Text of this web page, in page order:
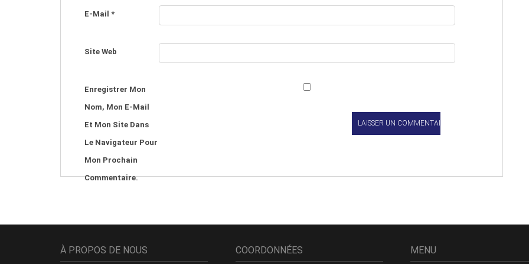
E-Mail *
Site Web
Enregistrer Mon
Nom, Mon E-Mail
Et Mon Site Dans
Le Navigateur Pour
Mon Prochain
Commentaire.
À PROPOS DE NOUS COORDONNÉES MENU